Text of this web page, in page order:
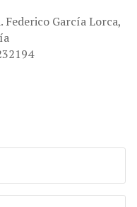
Federico García Lorca,